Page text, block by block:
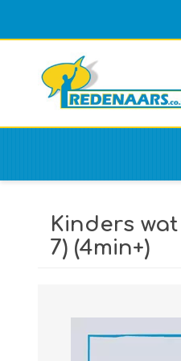
Kinders
7) (4min+)